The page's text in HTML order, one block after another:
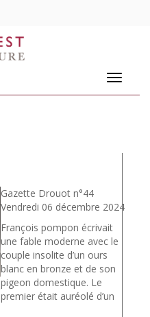
Toggle
Gazette Drouot n°44
Vendredi 06 décembre 2024
François pompon écrivait
une fable moderne avec le
couple insolite d’un ours
blanc en bronze et de son
pigeon domestique. Le
premier était auréolé d’un